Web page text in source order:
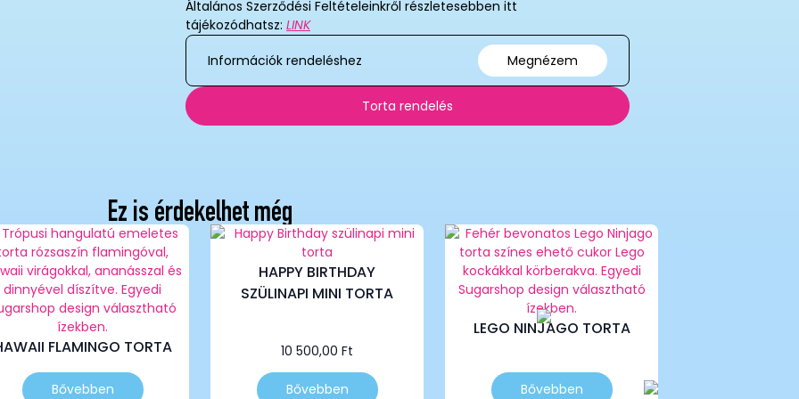
Általános Szerződési Feltételeinkről részletesebben itt
tájékozódhatsz: LINK
Információk rendeléshez
Megnézem
Torta rendelés
Ez is érdekelhet még
FLAMINGO TORTA
Bővebben
Ennek
HAPPY BIRTHDAY
SZÜLINAPI MINI TORTA
10 500,00 Ft
Bővebben
Ennek
LEGO NINJAGO TORTA
Bővebben
Ennek